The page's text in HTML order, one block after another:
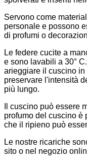
Servono come
personale e possono
di profumi o
Le federe cucite a
e sono lavabili a 30°
arieggiare il cuscino
preservare l'intensità
più lungo.
Il cuscino può essere
profumo del cuscino è
che il ripieno può
Le nostre ricariche
sito o nel negozio